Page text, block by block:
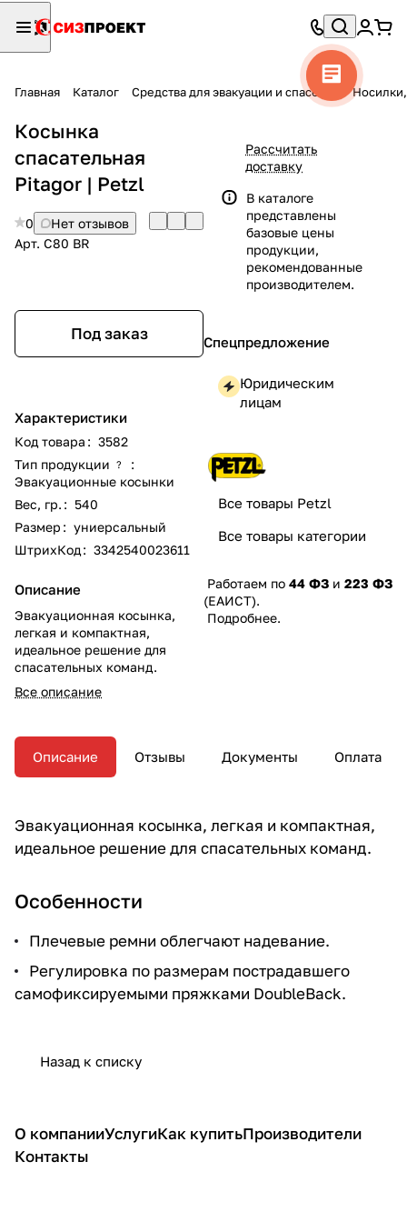
Главная Каталог Средства для эвакуации и спасения
Косынка
спасательная
Pitagor | Petzl
0
Нет отзывов
Арт. C80 BR
Под заказ
Характеристики
Код товара : 3582
Тип продукции
?
:
Эвакуационные косынки
Вес, гр. : 540
Размер : униерсальный
ШтрихКод: 3342540023611
Описание
Эвакуационная косынка,
легкая и компактная,
идеальное решение для
спасательных команд.
Все описание
Рассчитать
доставку
В каталоге
представлены
базовые цены
продукции,
рекомендованные
производителем.
Спецпредложение
Юридическим
лицам
Все товары Petzl
Все товары категории
Работаем по 44 ФЗ и 223 ФЗ
(ЕАИСТ).
Подробнее.
Описание Отзывы Документы Оплата
Эвакуационная косынка, легкая и компактная,
идеальное решение для спасательных команд.
Особенности
Плечевые ремни облегчают надевание.
Регулировка по размерам пострадавшего
самофиксируемыми пряжками DoubleBack.
Назад к списку
О компанииУслугиКак купитьПроизводители
Контакты